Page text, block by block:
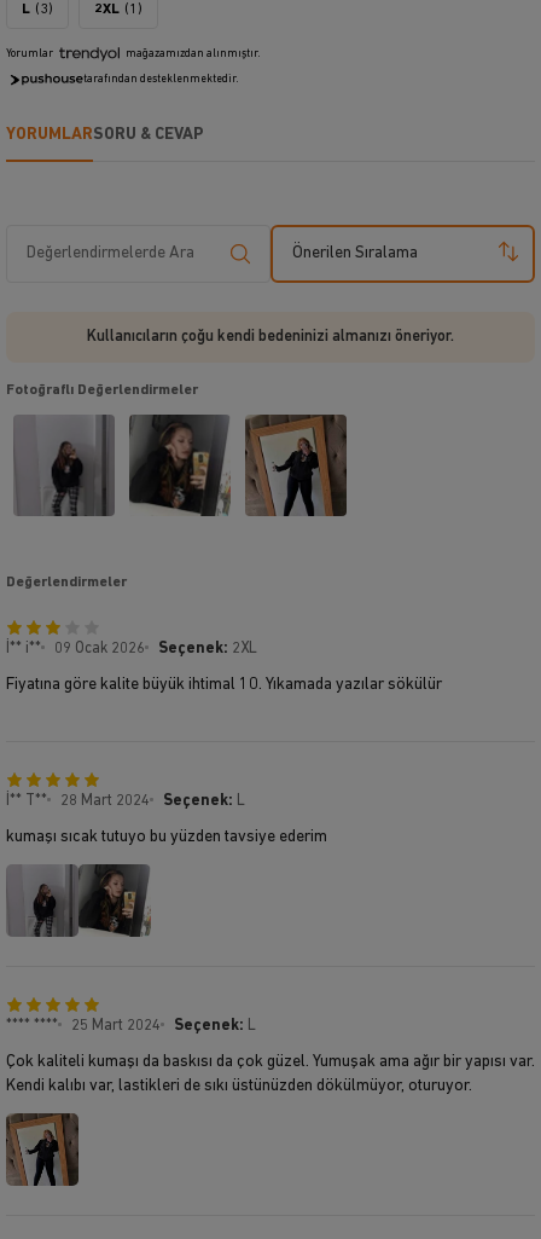
L (3) 2XL (1)
Yorumlar mağazamızdan alınmıştır.
tarafından desteklenmektedir.
YORUMLARSORU & CEVAP
Önerilen Sıralama
Kullanıcıların çoğu kendi bedeninizi almanızı öneriyor.
Fotoğraflı Değerlendirmeler
Değerlendirmeler
İ** i** 09 Ocak 2026 Seçenek: 2XL
Fiyatına göre kalite büyük ihtimal 10. Yıkamada yazılar sökülür
İ** T** 28 Mart 2024 Seçenek: L
kumaşı sıcak tutuyo bu yüzden tavsiye ederim
**** **** 25 Mart 2024 Seçenek: L
Çok kaliteli kumaşı da baskısı da çok güzel. Yumuşak ama ağır bir yapısı var.
Kendi kalıbı var, lastikleri de sıkı üstünüzden dökülmüyor, oturuyor.